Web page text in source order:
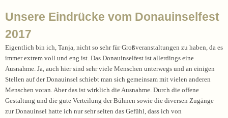
Unsere Eindrücke vom Donauinselfest
2017
Eigentlich bin ich, Tanja, nicht so sehr für Großveranstaltungen zu haben, da es
immer extrem voll und eng ist. Das Donauinselfest ist allerdings eine
Ausnahme. Ja, auch hier sind sehr viele Menschen unterwegs und an einigen
Stellen auf der Donauinsel schiebt man sich gemeinsam mit vielen anderen
Menschen voran. Aber das ist wirklich die Ausnahme. Durch die offene
Gestaltung und die gute Verteilung der Bühnen sowie die diversen Zugänge
zur Donauinsel hatte ich nur sehr selten das Gefühl, dass ich von